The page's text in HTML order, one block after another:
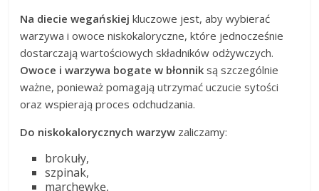
Na diecie wegańskiej kluczowe jest, aby wybierać
warzywa i owoce niskokaloryczne, które jednocześnie
dostarczają wartościowych składników odżywczych.
Owoce i warzywa bogate w błonnik są szczególnie
ważne, ponieważ pomagają utrzymać uczucie sytości
oraz wspierają proces odchudzania.
Do niskokalorycznych warzyw zaliczamy:
brokuły,
szpinak,
marchewkę,